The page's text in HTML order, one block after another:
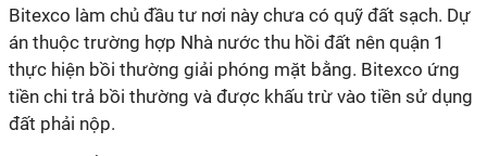
Bitexco làm chủ đầu tư nơi này chưa có quỹ đất sạch. Dự
án thuộc trường hợp Nhà nước thu hồi đất nên quận 1
thực hiện bồi thường giải phóng mặt bằng. Bitexco ứng
tiền chi trả bồi thường và được khấu trừ vào tiền sử dụng
đất phải nộp.